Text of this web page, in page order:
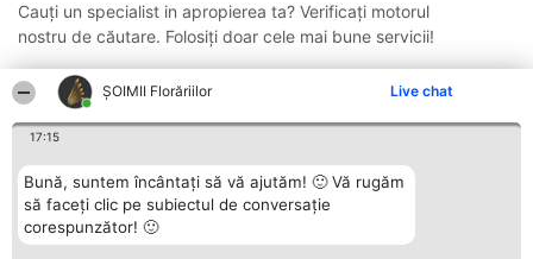
ȘOIMII Florăriilor Live chat
17:15
Bună, suntem încântați să vă ajutăm! 🙂 Vă rugăm
să faceți clic pe subiectul de conversație
corespunzător! 🙂
Cauți un specialist in apropierea ta? Verificați motorul
nostru de căutare. Folosiți doar cele mai bune servicii!